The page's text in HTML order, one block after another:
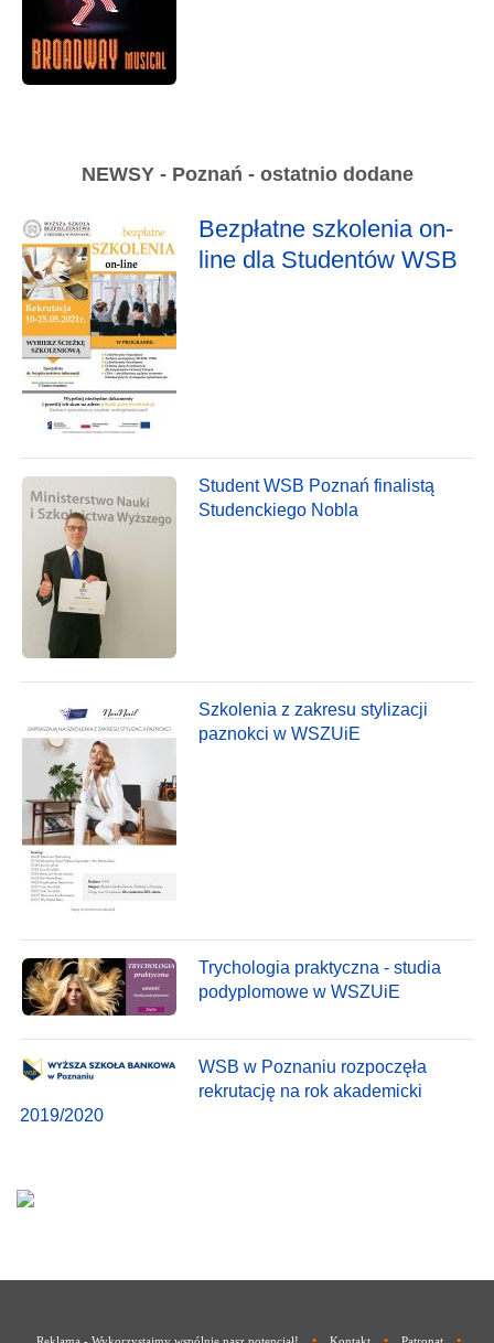
NEWSY - Poznań - ostatnio dodane
Bezpłatne szkolenia on-
line dla Studentów WSB
Student WSB Poznań finalistą
Studenckiego Nobla
Szkolenia z zakresu stylizacji
paznokci w WSZUiE
Trychologia praktyczna - studia
podyplomowe w WSZUiE
WSB w Poznaniu rozpoczęła
rekrutację na rok akademicki
2019/2020